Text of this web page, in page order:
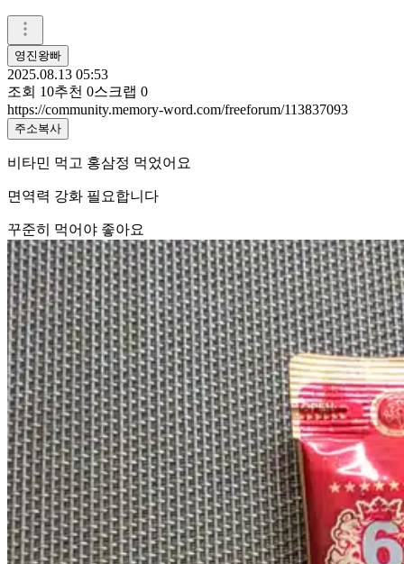
영진왕빠
2025.08.13 05:53
조회 10추천 0스크랩 0
https://community.memory-word.com/freeforum/113837093
주소복사
비타민 먹고 홍삼정 먹었어요
면역력 강화 필요합니다
꾸준히 먹어야 좋아요